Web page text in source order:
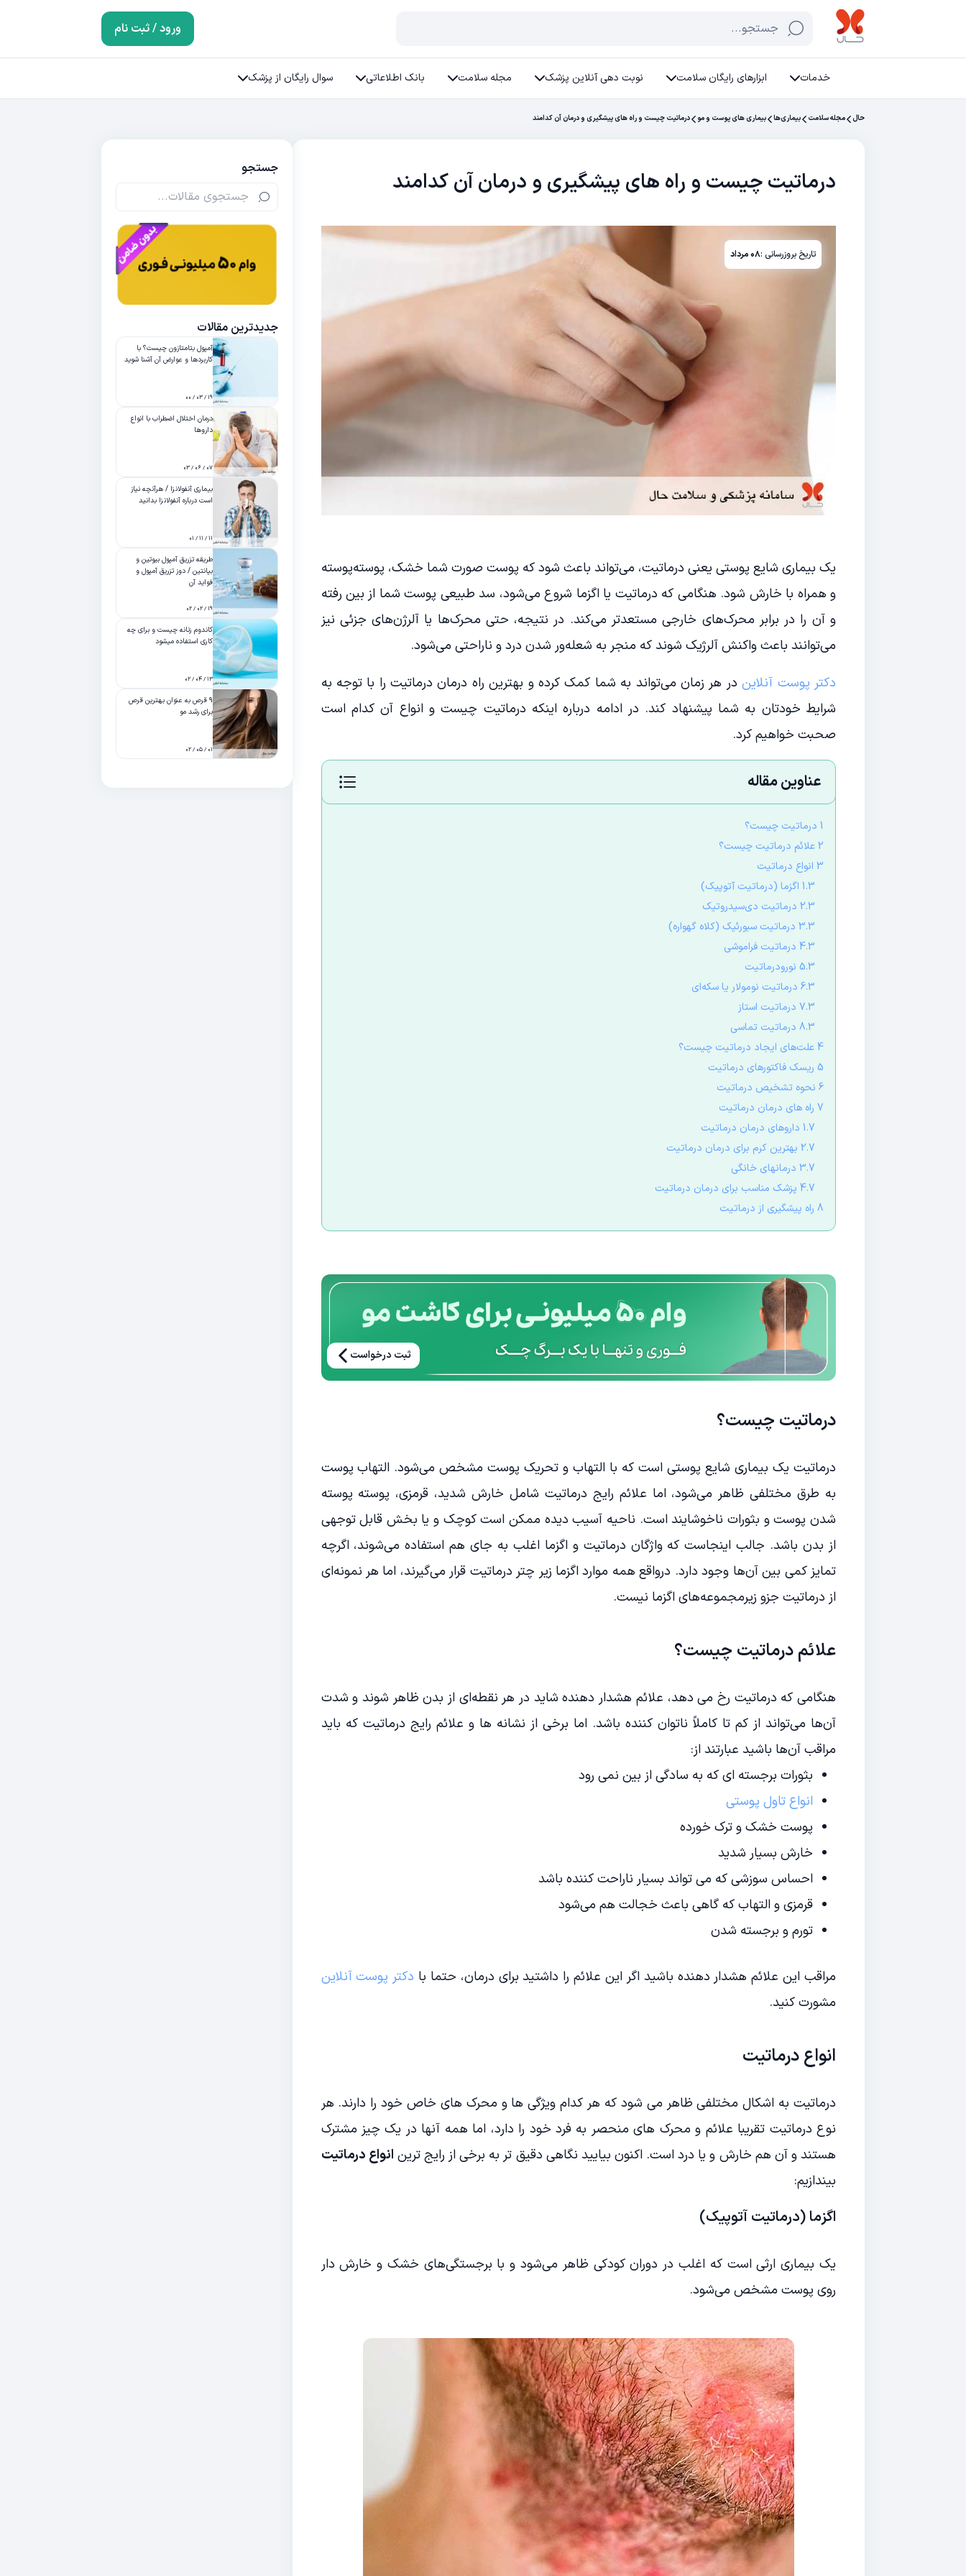
جستجو... ورود / ثبت نام
خدمات ابزارهای رایگان سلامت نوبت دهی آنلاین پزشک مجله سلامت بانک اطلاعاتی سوال رایگان از پزشک
حال مجله سلامت بیماری‌ها بیماری های پوست و مو درماتیت چیست و راه های پیشگیری و درمان آن کدامند
درماتیت چیست و راه های پیشگیری و درمان آن کدامند
تاریخ بروزرسانی :۰۸ مرداد
یک بیماری شایع پوستی یعنی درماتیت، می‌تواند باعث شود که پوست صورت شما خشک، پوسته‌پوسته
و همراه با خارش شود. هنگامی که درماتیت یا اگزما شروع می‌شود، سد طبیعی پوست شما از بین رفته
و آن را در برابر محرک‌های خارجی مستعدتر می‌کند. در نتیجه، حتی محرک‌ها یا آلرژن‌های جزئی نیز
می‌توانند باعث واکنش آلرژیک شوند که منجر به شعله‌ور شدن درد و ناراحتی می‌شود.
دکتر پوست آنلایندر هر زمان می‌تواند به شما کمک کرده و بهترین راه درمان درماتیت را با توجه به
شرایط خودتان به شما پیشنهاد کند. در ادامه درباره اینکه درماتیت چیست و انواع آن کدام است
صحبت خواهیم کرد.
عناوین مقاله
1 درماتیت چیست؟
2 علائم درماتیت چیست؟
3 انواع درماتیت
1.3 اگزما (درماتیت آتوپیک)
2.3 درماتیت دی‌سیدروتیک
3.3 درماتیت سبورئیک (کلاه گهواره)
4.3 درماتیت فراموشی
5.3 نورودرماتیت
6.3 درماتیت نومولار یا سکه‌ای
7.3 درماتیت استاز
8.3 درماتیت تماسی
4 علت‌های ایجاد درماتیت چیست؟
5 ریسک فاکتورهای درماتیت
6 نحوه تشخیص درماتیت
7 راه های درمان درماتیت
1.7 داروهای درمان درماتیت
2.7 بهترین کرم برای درمان درماتیت
3.7 درمانهای خانگی
4.7 پزشک مناسب برای درمان درماتیت
8 راه پیشگیری از درماتیت
ثبت درخواست
درماتیت چیست؟
درماتیت یک بیماری شایع پوستی است که با التهاب و تحریک پوست مشخص می‌شود. التهاب پوست
به طرق مختلفی ظاهر می‌شود، اما علائم رایج درماتیت شامل خارش شدید، قرمزی، پوسته پوسته
شدن پوست و بثورات ناخوشایند است. ناحیه آسیب دیده ممکن است کوچک و یا بخش قابل توجهی
از بدن باشد. جالب اینجاست که واژگان درماتیت و اگزما اغلب به جای هم استفاده می‌شوند، اگرچه
تمایز کمی بین آن‌ها وجود دارد. درواقع همه موارد اگزما زیر چتر درماتیت قرار می‌گیرند، اما هر نمونه‌ای
از درماتیت جزو زیرمجموعه‌های اگزما نیست.
علائم درماتیت چیست؟
هنگامی که درماتیت رخ می دهد، علائم هشدار دهنده شاید در هر نقطه‌ای از بدن ظاهر شوند و شدت
آن‌ها می‌تواند از کم تا کاملاً ناتوان کننده باشد. اما برخی از نشانه ها و علائم رایج درماتیت که باید
مراقب آن‌ها باشید عبارتند از:
بثورات برجسته ای که به سادگی از بین نمی رود
انواع تاول پوستی
پوست خشک و ترک خورده
خارش بسیار شدید
احساس سوزشی که می تواند بسیار ناراحت کننده باشد
قرمزی و التهاب که گاهی باعث خجالت هم می‌شود
تورم و برجسته شدن
مراقب این علائم هشدار دهنده باشید اگر این علائم را داشتید برای درمان، حتما با دکتر پوست آنلاین
مشورت کنید.
انواع درماتیت
درماتیت به اشکال مختلفی ظاهر می شود که هر کدام ویژگی ها و محرک های خاص خود را دارند. هر
نوع درماتیت تقریبا علائم و محرک های منحصر به فرد خود را دارد، اما همه آنها در یک چیز مشترک
هستند و آن هم خارش و یا درد است. اکنون بیایید نگاهی دقیق تر به برخی از رایج ترین انواع درماتیت
بیندازیم:
اگزما (درماتیت آتوپیک)
یک بیماری ارثی است که اغلب در دوران کودکی ظاهر می‌شود و با برجستگی‌های خشک و خارش دار
روی پوست مشخص می‌شود.
جستجو
جدیدترین مقالات
آمپول بتامتازون چیست؟ با
کاربردها و عوارض آن آشنا شوید
۱۹ / ۰۳ / ۰۰
درمان اختلال اضطراب با انواع
داروها
۰۷ / ۰۶ / ۰۳
بیماری آنفولانزا / هرآنچه نیاز
است درباره آنفولانزا بدانید
۱۱ / ۱۱ / ۰۱
طریقه تزریق آمپول بیوتین و
بپانتین / دوز تزریق آمپول و
فواید آن
۱۹ / ۰۲ / ۰۲
کاندوم زنانه چیست و برای چه
کاری استفاده میشود
۱۳ / ۰۴ / ۰۲
۹ قرص به عنوان بهترین قرص
برای رشد مو
۰۱ / ۰۵ / ۰۲